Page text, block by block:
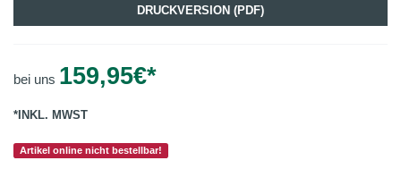
DRUCKVERSION (PDF)
bei uns 159,95€*
*INKL. MWST
Artikel online nicht bestellbar!